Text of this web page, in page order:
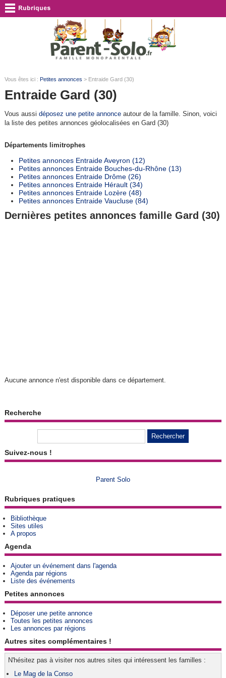
Vous êtes ici : Petites annonces > Entraide Gard (30)
Entraide Gard (30)
Vous aussi déposez une petite annonceautour de la famille. Sinon, voici
la liste des petites annonces géolocalisées en Gard (30)
Départements limitrophes
Petites annonces Entraide Aveyron (12)
Petites annonces Entraide Bouches-du-Rhône (13)
Petites annonces Entraide Drôme (26)
Petites annonces Entraide Hérault (34)
Petites annonces Entraide Lozère (48)
Petites annonces Entraide Vaucluse (84)
Dernières petites annonces famille Gard (30)
Aucune annonce n'est disponible dans ce département.
Recherche
Suivez-nous !
Parent Solo
Rubriques pratiques
Bibliothèque
Sites utiles
A propos
Agenda
Ajouter un événement dans l'agenda
Agenda par régions
Liste des événements
Petites annonces
Déposer une petite annonce
Toutes les petites annonces
Les annonces par régions
Autres sites complémentaires !
N'hésitez pas à visiter nos autres sites qui intéressent les familles :
Le Mag de la Conso